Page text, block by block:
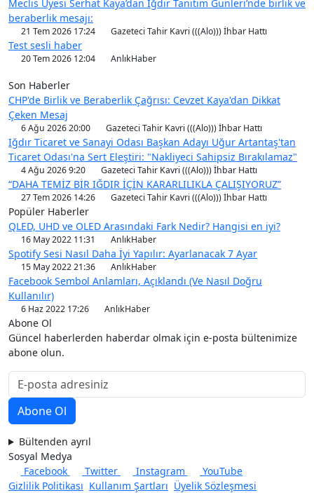
Meclis Üyesi Serhat Kaya’dan Iğdır Tanıtım Günleri’nde birlik ve
beraberlik mesajı:
21 Tem 2026 17:24 Gazeteci Tahir Kavri (((Alo))) İhbar Hattı
Test sesli haber
20 Tem 2026 12:04 AnlıkHaber
Son Haberler
CHP'de Birlik ve Beraberlik Çağrısı: Cevzet Kaya'dan Dikkat
Çeken Mesaj
6 Ağu 2026 20:00 Gazeteci Tahir Kavri (((Alo))) İhbar Hattı
Iğdır Ticaret ve Sanayi Odası Başkan Adayı Uğur Artantaş'tan
Ticaret Odası'na Sert Eleştiri: "Nakliyeci Sahipsiz Bırakılamaz"
4 Ağu 2026 9:20 Gazeteci Tahir Kavri (((Alo))) İhbar Hattı
“DAHA TEMİZ BİR IĞDIR İÇİN KARARLILIKLA ÇALIŞIYORUZ”
27 Tem 2026 14:26 Gazeteci Tahir Kavri (((Alo))) İhbar Hattı
Popüler Haberler
QLED, UHD ve OLED Arasındaki Fark Nedir? Hangisi en iyi?
16 May 2022 11:31 AnlıkHaber
Spotify Sesi Nasıl Daha İyi Yapılır: Ayarlanacak 7 Ayar
15 May 2022 21:36 AnlıkHaber
Facebook Sembol Anlamları, Açıklandı (Ve Nasıl Doğru
Kullanılır)
6 Haz 2022 17:26 AnlıkHaber
Abone Ol
Güncel haberlerden haberdar olmak için e-posta bültenimize
abone olun.
Bültenden ayrıl
Sosyal Medya
Facebook
Twitter Instagram
YouTube
Gizlilik Politikası Kullanım Şartları Üyelik Sözleşmesi